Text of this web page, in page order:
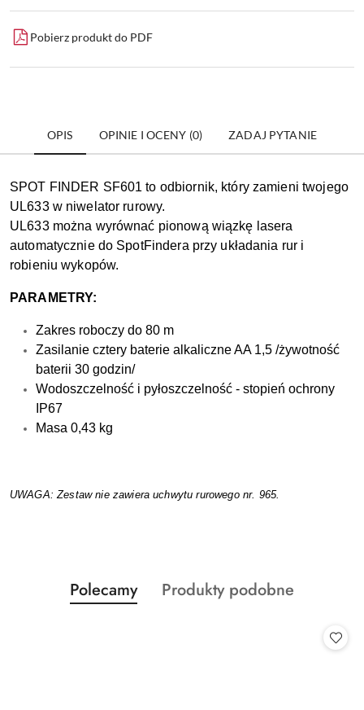
Pobierz produkt do PDF
OPIS OPINIE I OCENY (0) ZADAJ PYTANIE
SPOT FINDER SF601 to odbiornik, który zamieni twojego
UL633 w niwelator rurowy.
UL633 można wyrównać pionową wiązkę lasera
automatycznie do SpotFindera przy układania rur i
robieniu wykopów.
PARAMETRY:
Zakres roboczy do 80 m
Zasilanie cztery baterie alkaliczne AA 1,5 /żywotność
baterii 30 godzin/
Wodoszczelność i pyłoszczelność - stopień ochrony
IP67
Masa 0,43 kg
UWAGA: Zestaw nie zawiera uchwytu rurowego nr. 965.
Pomiń karuzelę produktów
Produkty
o
Polecamy
Produkty
Produkty podobne